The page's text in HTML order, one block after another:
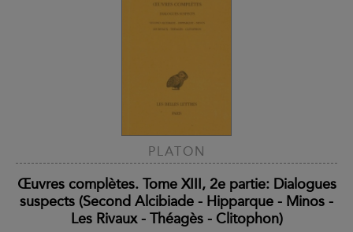
PLATON
Œuvres complètes. Tome XIII, 2e partie: Dialogues
suspects (Second Alcibiade - Hipparque - Minos -
Les Rivaux - Théagès - Clitophon)